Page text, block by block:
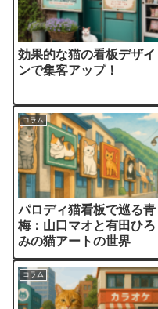
効果的な猫の看板デザイ
ンで集客アップ！
コラム
パロディ猫看板で巡る青
梅：山口マオと有田ひろ
みの猫アートの世界
コラム